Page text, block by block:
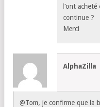
l’ont
continue ?
Merci
AlphaZilla
@Tom, je confirme que la